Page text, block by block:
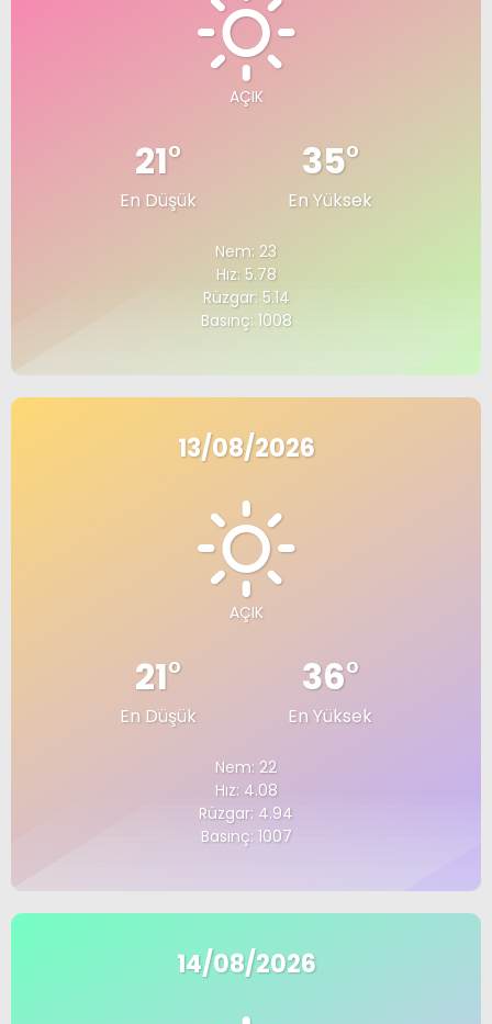
AÇIK
21°
En Düşük
35°
En Yüksek
Nem: 23
Hız: 5.78
Rüzgar: 5.14
Basınç: 1008
13/08/2026
AÇIK
21°
En Düşük
36°
En Yüksek
Nem: 22
Hız: 4.08
Rüzgar: 4.94
Basınç: 1007
14/08/2026